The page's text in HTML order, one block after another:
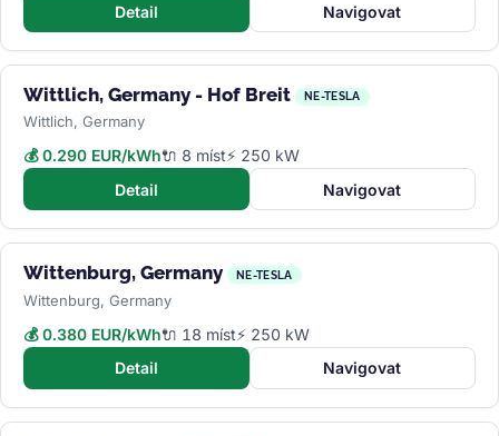
Detail
Navigovat
Wittlich, Germany - Hof Breit NE-TESLA
Wittlich, Germany
💰 0.290 EUR/kWh🔌 8 míst⚡ 250 kW
Detail
Navigovat
Wittenburg, Germany NE-TESLA
Wittenburg, Germany
💰 0.380 EUR/kWh🔌 18 míst⚡ 250 kW
Detail
Navigovat